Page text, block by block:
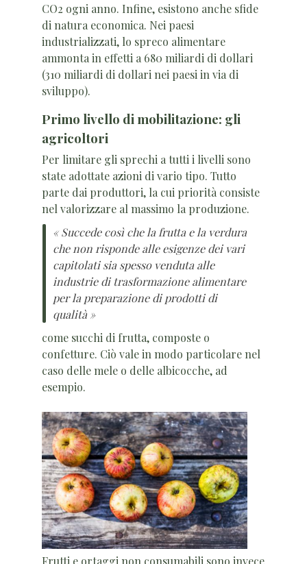
CO2 ogni anno. Infine, esistono anche sfide
di natura economica. Nei paesi
industrializzati, lo spreco alimentare
ammonta in effetti a 680 miliardi di dollari
(310 miliardi di dollari nei paesi in via di
sviluppo).
Primo livello di mobilitazione: gli
agricoltori
Per limitare gli sprechi a tutti i livelli sono
state adottate azioni di vario tipo. Tutto
parte dai produttori, la cui priorità consiste
nel valorizzare al massimo la produzione.
« Succede così che la frutta e la verdura
che non risponde alle esigenze dei vari
capitolati sia spesso venduta alle
industrie di trasformazione alimentare
per la preparazione di prodotti di
qualità »
come succhi di frutta, composte o
confetture. Ciò vale in modo particolare nel
caso delle mele o delle albicocche, ad
esempio.
Frutti e ortaggi non consumabili sono invece